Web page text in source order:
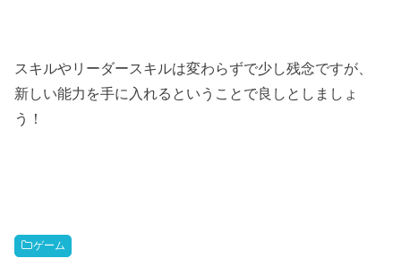
スキルやリーダースキルは変わらずで少し残念ですが、
新しい能力を手に入れるということで良しとしましょ
う！
ゲーム